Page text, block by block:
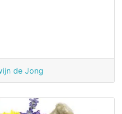
de Jong